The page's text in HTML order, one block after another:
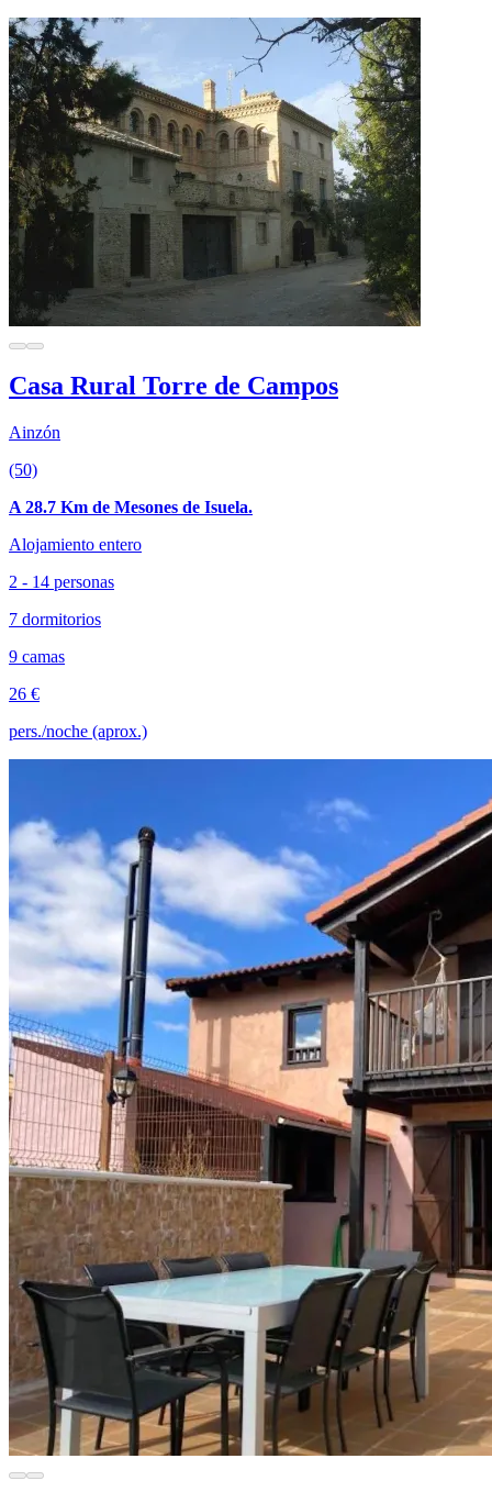
Casa Rural Torre de Campos
Ainzón
(50)
A 28.7 Km de Mesones de Isuela.
Alojamiento entero
2 - 14 personas
7 dormitorios
9 camas
26 €
pers./noche (aprox.)